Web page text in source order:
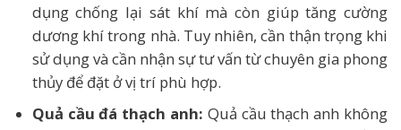
dụng chống lại sát khí mà còn giúp tăng cường
dương khí trong nhà. Tuy nhiên, cần thận trọng khi
sử dụng và cần nhận sự tư vấn từ chuyên gia phong
thủy để đặt ở vị trí phù hợp.
Quả cầu đá thạch anh: Quả cầu thạch anh không